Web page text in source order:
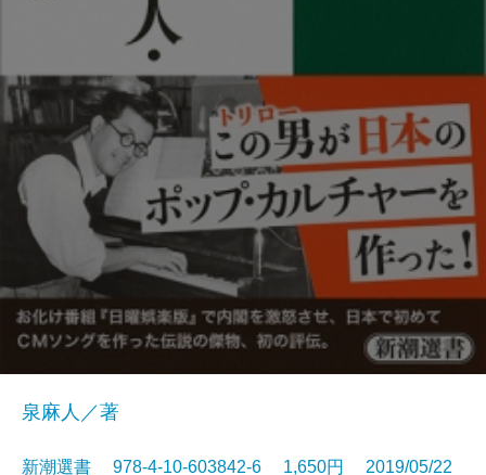
泉麻人／著
新潮選書 978-4-10-603842-6 1,650円 2019/05/22